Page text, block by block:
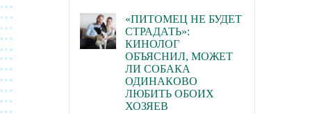
«ПИТОМЕЦ НЕ БУДЕТ
СТРАДАТЬ»:
КИНОЛОГ
ОБЪЯСНИЛ, МОЖЕТ
ЛИ СОБАКА
ОДИНАКОВО
ЛЮБИТЬ ОБОИХ
ХОЗЯЕВ